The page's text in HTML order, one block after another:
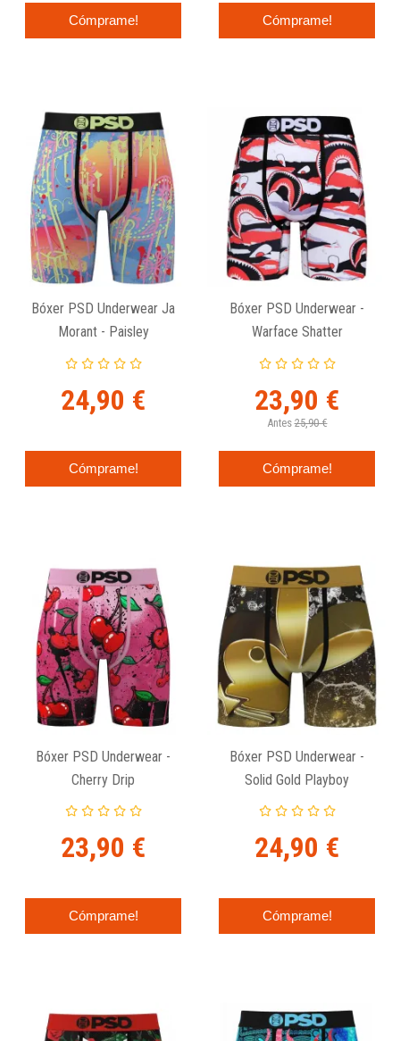
Cómprame! Cómprame!
Bóxer PSD Underwear Ja
Morant - Paisley
24,90 €
Cómprame!
Bóxer PSD Underwear -
Warface Shatter
23,90 €
Antes 25,90 €
Cómprame!
Bóxer PSD Underwear -
Cherry Drip
23,90 €
Cómprame!
Bóxer PSD Underwear -
Solid Gold Playboy
24,90 €
Cómprame!